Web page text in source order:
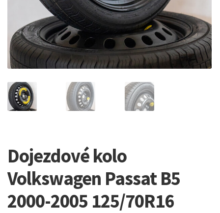
Dojezdové kolo
Volkswagen Passat B5
2000-2005 125/70R16